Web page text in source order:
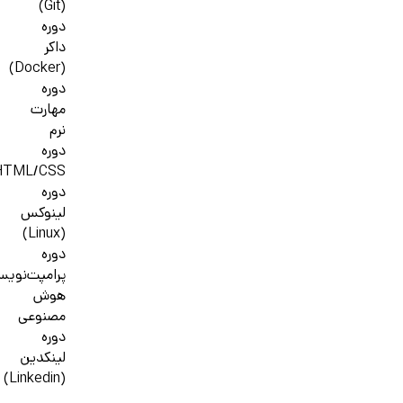
(Git)
دوره
داکر
(Docker)
دوره
مهارت
نرم
دوره
CSS
دوره
لینوکس
(Linux)
دوره
هوش
مصنوعی
دوره
لینکدین
(Linkedin)